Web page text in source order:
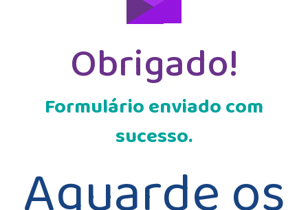
Obrigado!
Formulário enviado com
sucesso.
Aguarde os